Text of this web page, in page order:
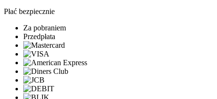
Płać bezpiecznie
Za pobraniem
Przedpłata